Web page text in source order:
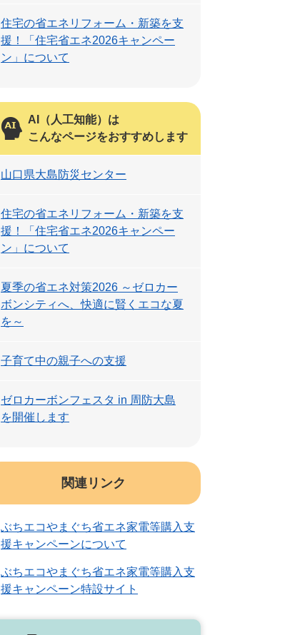
住宅の省エネリフォーム・新築を支
援！「住宅省エネ2026キャンペー
ン」について
AI（人工知能）は
こんなページをおすすめします
山口県大島防災センター
住宅の省エネリフォーム・新築を支
援！「住宅省エネ2026キャンペー
ン」について
夏季の省エネ対策2026 ～ゼロカー
ボンシティへ、快適に賢くエコな夏
を～
子育て中の親子への支援
ゼロカーボンフェスタ in 周防大島
を開催します
関連リンク
ぶちエコやまぐち省エネ家電等購入支
援キャンペーンについて
ぶちエコやまぐち省エネ家電等購入支
援キャンペーン特設サイト